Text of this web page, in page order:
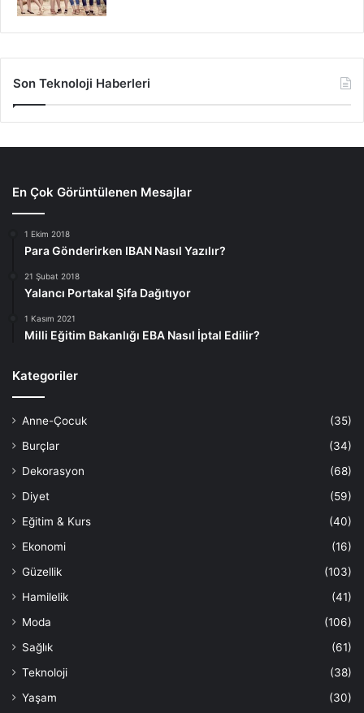
Son Teknoloji Haberleri
En Çok Görüntülenen Mesajlar
1 Ekim 2018
Para Gönderirken IBAN Nasıl Yazılır?
21 Şubat 2018
Yalancı Portakal Şifa Dağıtıyor
1 Kasım 2021
Milli Eğitim Bakanlığı EBA Nasıl İptal Edilir?
Kategoriler
Anne-Çocuk
(35)
Burçlar
(34)
Dekorasyon
(68)
Diyet
(59)
Eğitim & Kurs
(40)
Ekonomi
(16)
Güzellik
(103)
Hamilelik
(41)
Moda
(106)
Sağlık
(61)
Teknoloji
(38)
Yaşam
(30)